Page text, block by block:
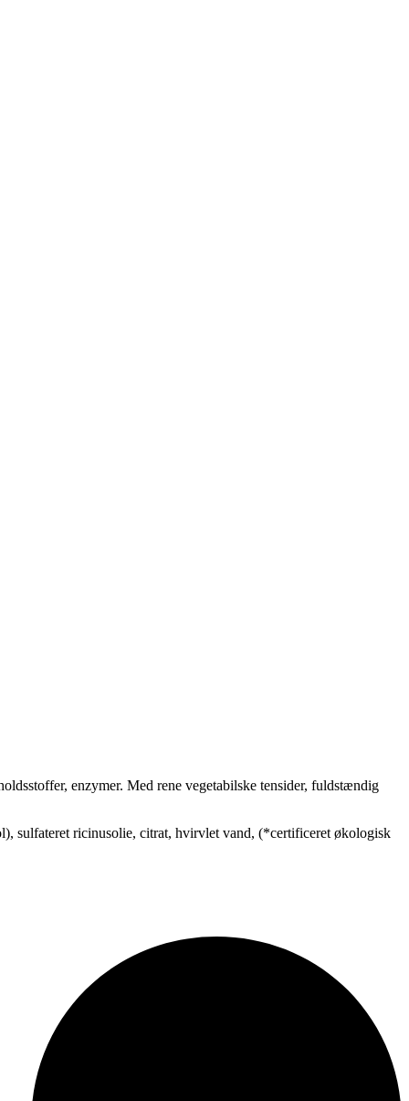
enzymer. Med rene vegetabilske tensider, fuldstændig
sulfateret ricinusolie, citrat, hvirvlet vand, (*certificeret økologisk